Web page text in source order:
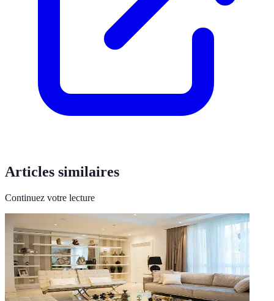
Articles similaires
Continuez votre lecture